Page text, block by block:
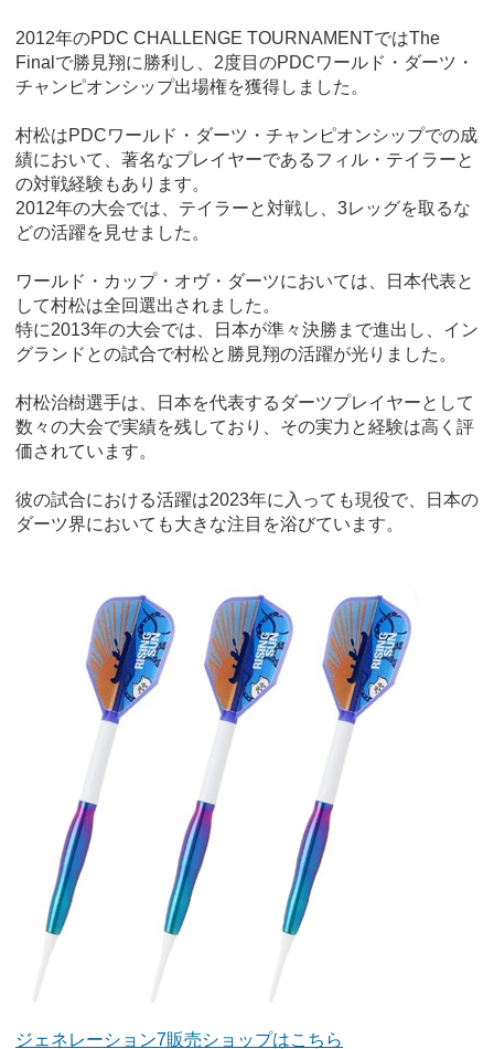
2012年のPDC CHALLENGE TOURNAMENTではThe
Finalで勝見翔に勝利し、2度目のPDCワールド・ダーツ・
チャンピオンシップ出場権を獲得しました。
村松はPDCワールド・ダーツ・チャンピオンシップでの成
績において、著名なプレイヤーであるフィル・テイラーと
の対戦経験もあります。
2012年の大会では、テイラーと対戦し、3レッグを取るな
どの活躍を見せました。
ワールド・カップ・オヴ・ダーツにおいては、日本代表と
して村松は全回選出されました。
特に2013年の大会では、日本が準々決勝まで進出し、イン
グランドとの試合で村松と勝見翔の活躍が光りました。
村松治樹選手は、日本を代表するダーツプレイヤーとして
数々の大会で実績を残しており、その実力と経験は高く評
価されています。
彼の試合における活躍は2023年に入っても現役で、日本の
ダーツ界においても大きな注目を浴びています。
ジェネレーション7販売ショップはこちら